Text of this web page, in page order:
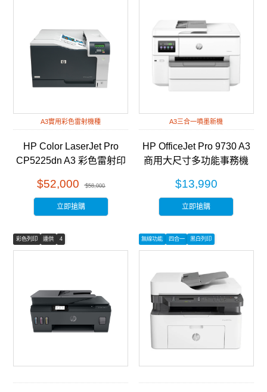
A3實用彩色雷射機種
HP Color LaserJet Pro
CP5225dn A3 彩色雷射印
$52,000 $58,000
立即搶購
A3三合一噴墨新機
HP OfficeJet Pro 9730 A3
商用大尺寸多功能事務機
$13,990
立即搶購
彩色列印 連供 4 無線功能 四合一 黑白列印